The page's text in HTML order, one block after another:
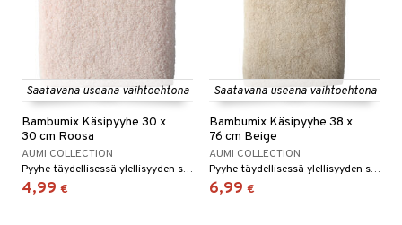
Saatavana useana vaihtoehtona
Bambumix Käsipyyhe 30 x
30 cm Roosa
AUMI COLLECTION
Pyyhe täydellisessä ylellisyyden sekoituksessa.
4,99 €
Saatavana useana vaihtoehtona
Bambumix Käsipyyhe 38 x
76 cm Beige
AUMI COLLECTION
Pyyhe täydellisessä ylellisyyden sekoituksessa.
6,99 €